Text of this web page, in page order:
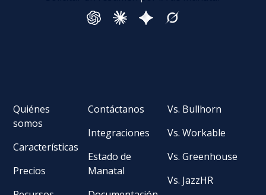
Quiénes
somos
Características
Precios
Contáctanos
Integraciones
Estado de
Manatal
Vs. Bullhorn
Vs. Workable
Vs. Greenhouse
Vs. JazzHR